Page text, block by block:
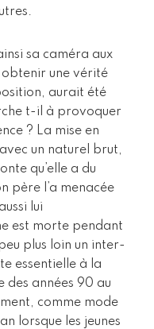
sa caméra aux
une vérité
aurait été
t-il à provoquer
? La mise en
un naturel brut,
qu’elle a du
père l’a menacée
lui
est morte pendant
plus loin un inter-
essentielle à la
des années 90 au
comme mode
lorsque les jeunes